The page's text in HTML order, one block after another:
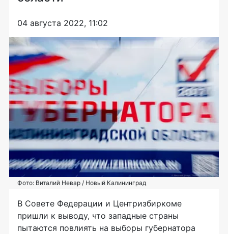
04 августа 2022, 11:02
Фото: Виталий Невар / Новый Калининград
В Совете Федерации и Центризбиркоме
пришли к выводу, что западные страны
пытаются повлиять на выборы губернатора